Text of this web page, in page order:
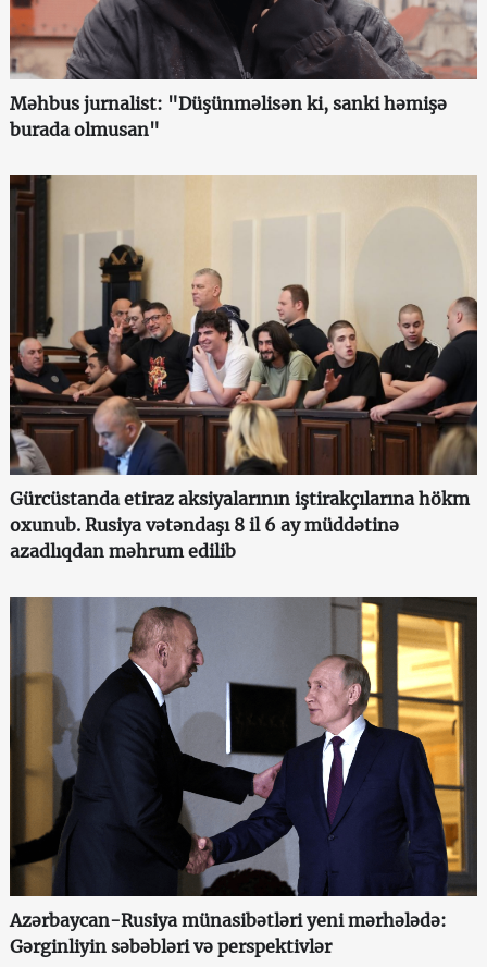
Məhbus jurnalist: "Düşünməlisən ki, sanki həmişə
burada olmusan"
Gürcüstanda etiraz aksiyalarının iştirakçılarına hökm
oxunub. Rusiya vətəndaşı 8 il 6 ay müddətinə
azadlıqdan məhrum edilib
Azərbaycan-Rusiya münasibətləri yeni mərhələdə:
Gərginliyin səbəbləri və perspektivlər